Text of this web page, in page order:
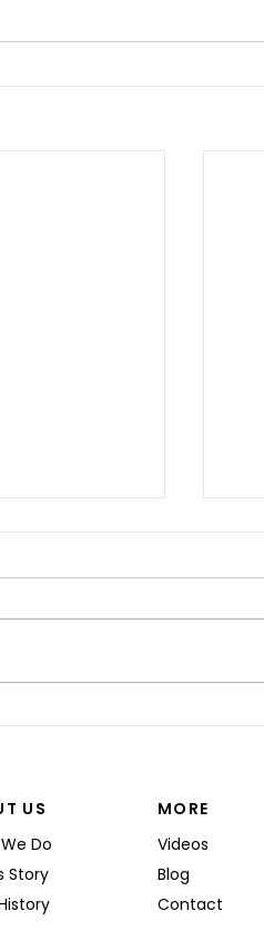
US
Do
Story
MORE
Videos
Blog
Contact